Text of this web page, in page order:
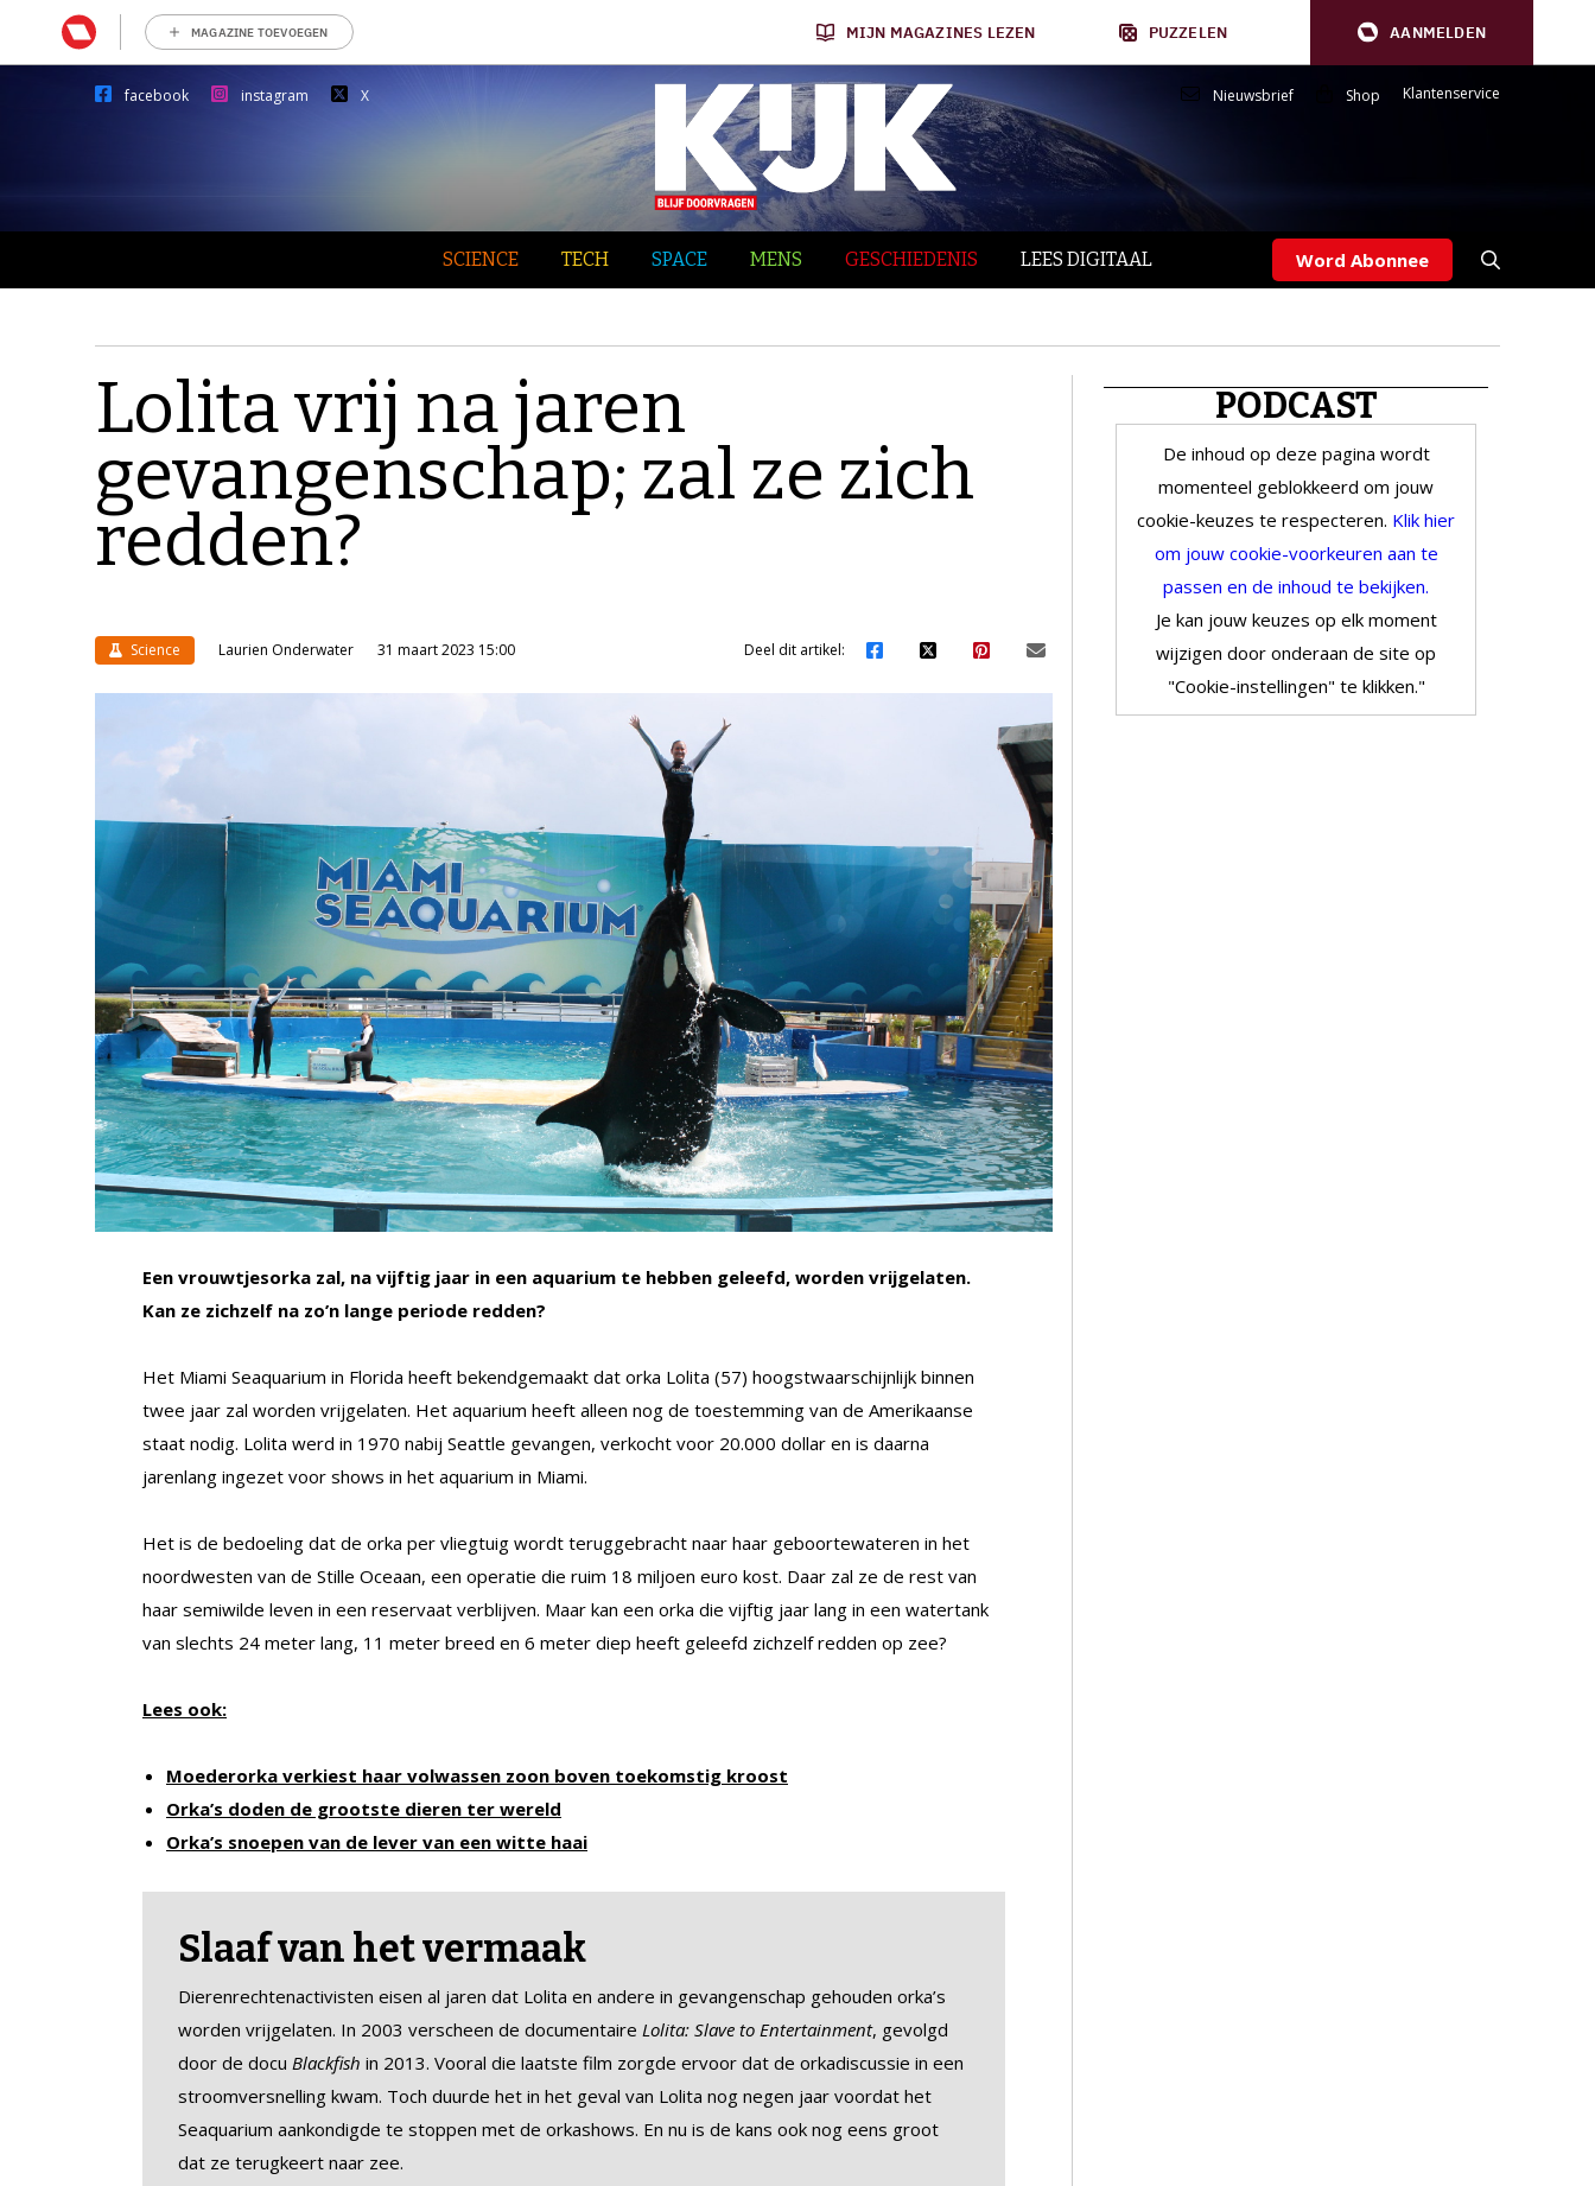
MAGAZINE TOEVOEGEN MIJN MAGAZINES LEZEN PUZZELEN AANMELDEN
facebook instagram X Nieuwsbrief Shop Klantenservice
SCIENCE TECH SPACE MENS GESCHIEDENIS LEES DIGITAAL Word Abonnee
Lolita vrij na jaren
gevangenschap; zal ze zich
redden?
Science Laurien Onderwater 31 maart 2023 15:00 Deel dit artikel:
Een vrouwtjesorka zal, na vijftig jaar in een aquarium te hebben geleefd, worden vrijgelaten.
Kan ze zichzelf na zo’n lange periode redden?
Het Miami Seaquarium in Florida heeft bekendgemaakt dat orka Lolita (57) hoogstwaarschijnlijk binnen
twee jaar zal worden vrijgelaten. Het aquarium heeft alleen nog de toestemming van de Amerikaanse
staat nodig. Lolita werd in 1970 nabij Seattle gevangen, verkocht voor 20.000 dollar en is daarna
jarenlang ingezet voor shows in het aquarium in Miami.
Het is de bedoeling dat de orka per vliegtuig wordt teruggebracht naar haar geboortewateren in het
noordwesten van de Stille Oceaan, een operatie die ruim 18 miljoen euro kost. Daar zal ze de rest van
haar semiwilde leven in een reservaat verblijven. Maar kan een orka die vijftig jaar lang in een watertank
van slechts 24 meter lang, 11 meter breed en 6 meter diep heeft geleefd zichzelf redden op zee?
Lees ook:
Moederorka verkiest haar volwassen zoon boven toekomstig kroost
Orka’s doden de grootste dieren ter wereld
Orka’s snoepen van de lever van een witte haai
Slaaf van het vermaak
Dierenrechtenactivisten eisen al jaren dat Lolita en andere in gevangenschap gehouden orka’s
worden vrijgelaten. In 2003 verscheen de documentaire Lolita: Slave to Entertainment, gevolgd
door de docu Blackfish in 2013. Vooral die laatste film zorgde ervoor dat de orkadiscussie in een
stroomversnelling kwam. Toch duurde het in het geval van Lolita nog negen jaar voordat het
Seaquarium aankondigde te stoppen met de orkashows. En nu is de kans ook nog eens groot
dat ze terugkeert naar zee.
PODCAST
De inhoud op deze pagina wordt
momenteel geblokkeerd om jouw
cookie-keuzes te respecteren. Klik hier
om jouw cookie-voorkeuren aan te
passen en de inhoud te bekijken.
Je kan jouw keuzes op elk moment
wijzigen door onderaan de site op
"Cookie-instellingen" te klikken."